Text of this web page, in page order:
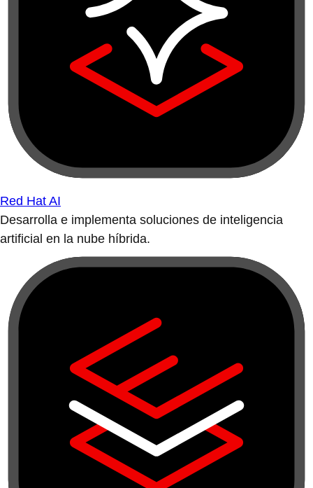
Red Hat AI
Desarrolla e implementa soluciones de inteligencia
artificial en la nube híbrida.